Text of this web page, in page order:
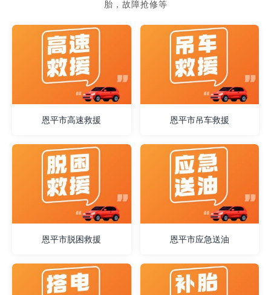
胎，故障抢修等
恩平市高速救援 恩平市吊车救援
恩平市脱困救援 恩平市应急送油